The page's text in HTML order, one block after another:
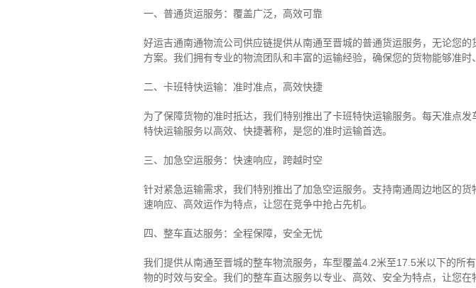
一、普通货运服务：覆盖广泛，高效可靠
好运吉通南通物流公司供应链提供从南通至晋城的普通货运服务，无论您
方案。我们拥有专业的物流团队和丰富的运输经验，确保您的货物能够准时
二、卡班特快运输：准时准点，高效快捷
为了保障货物的准时抵达，我们特别推出了卡班特快运输服务。每天准点
特快运输服务以高效、快捷著称，是您的准时运输首选。
三、加急空运服务：快速响应，跨越时空
针对紧急运输需求，我们特别推出了加急空运服务。支持南通周边地区的
速响应、高效运作为特点，让您在竞争中抢占先机。
四、整车直达服务：全程保障，安全无忧
我们提供从南通至晋城的整车物流服务，车型覆盖4.2米至17.5米以下的所
物的时效与安全。我们的整车直达服务以专业、高效、安全为特点，让您在